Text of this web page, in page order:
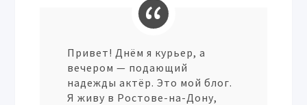
Привет! Днём я курьер, а
вечером — подающий
надежды актёр. Это мой блог.
Я живу в Ростове-на-Дону,